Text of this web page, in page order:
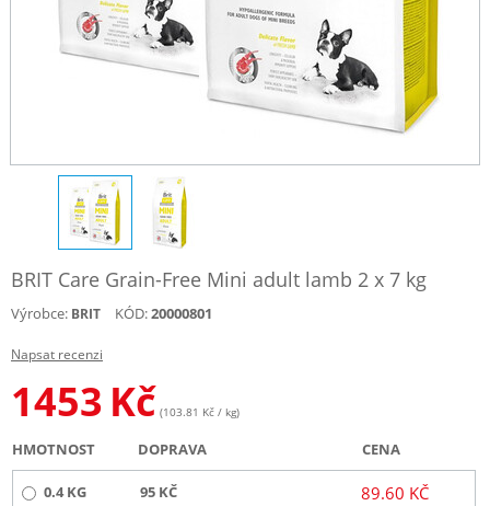
BRIT Care Grain-Free Mini adult lamb 2 x 7 kg
Výrobce: BRIT KÓD:20000801
Napsat recenzi
1453 Kč (103.81 Kč / kg)
HMOTNOST DOPRAVA CENA
0.4 KG 95 KČ 89.60 KČ